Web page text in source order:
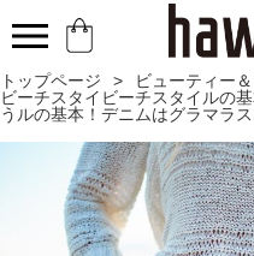
トップページ > ビューティー
ビーチスタイビーチスタイルの
うルの基本！デニムはグラマラ